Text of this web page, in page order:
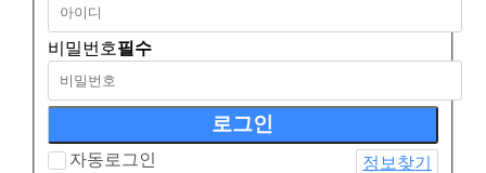
비밀번호필수
자동로그인 정보찾기